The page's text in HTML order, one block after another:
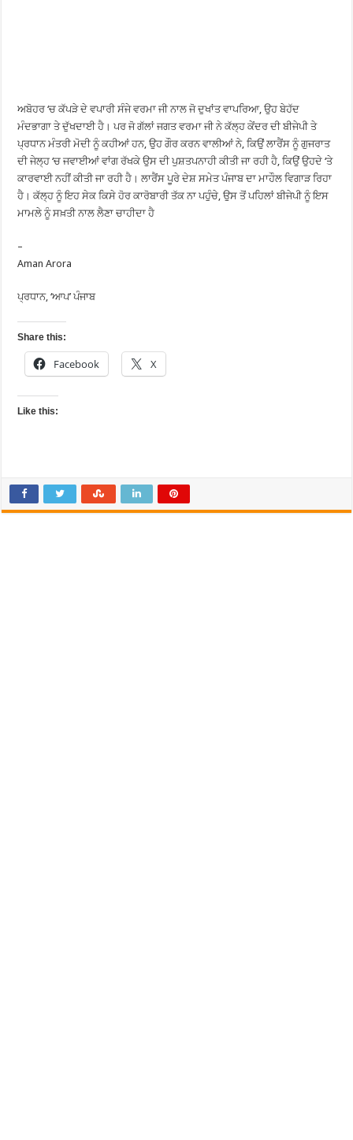
ਅਬੋਹਰ ‘ਚ ਕੱਪੜੇ ਦੇ ਵਪਾਰੀ ਸੰਜੇ ਵਰਮਾ ਜੀ ਨਾਲ ਜੋ ਦੁਖਾਂਤ ਵਾਪਰਿਆ, ਉਹ ਬੇਹੱਦ
ਮੰਦਭਾਗਾ ਤੇ ਦੁੱਖਦਾਈ ਹੈ। ਪਰ ਜੋ ਗੱਲਾਂ ਜਗਤ ਵਰਮਾ ਜੀ ਨੇ ਕੱਲ੍ਹ ਕੇਂਦਰ ਦੀ ਬੀਜੇਪੀ ਤੇ
ਪ੍ਰਧਾਨ ਮੰਤਰੀ ਮੋਦੀ ਨੂੰ ਕਹੀਆਂ ਹਨ, ਉਹ ਗੌਰ ਕਰਨ ਵਾਲੀਆਂ ਨੇ, ਕਿਉਂ ਲਾਰੈਂਸ ਨੂੰ ਗੁਜਰਾਤ
ਦੀ ਜੇਲ੍ਹ ‘ਚ ਜਵਾਈਆਂ ਵਾਂਗ ਰੱਖਕੇ ਉਸ ਦੀ ਪੁਸ਼ਤਪਨਾਹੀ ਕੀਤੀ ਜਾ ਰਹੀ ਹੈ, ਕਿਉਂ ਉਹਦੇ ‘ਤੇ
ਕਾਰਵਾਈ ਨਹੀਂ ਕੀਤੀ ਜਾ ਰਹੀ ਹੈ। ਲਾਰੈਂਸ ਪੂਰੇ ਦੇਸ਼ ਸਮੇਤ ਪੰਜਾਬ ਦਾ ਮਾਹੌਲ ਵਿਗਾੜ ਰਿਹਾ
ਹੈ। ਕੱਲ੍ਹ ਨੂੰ ਇਹ ਸੇਕ ਕਿਸੇ ਹੋਰ ਕਾਰੋਬਾਰੀ ਤੱਕ ਨਾ ਪਹੁੰਚੇ, ਉਸ ਤੋਂ ਪਹਿਲਾਂ ਬੀਜੇਪੀ ਨੂੰ ਇਸ
ਮਾਮਲੇ ਨੂੰ ਸਖ਼ਤੀ ਨਾਲ ਲੈਣਾ ਚਾਹੀਦਾ ਹੈ
–
Aman Arora
ਪ੍ਰਧਾਨ, ‘ਆਪ’ ਪੰਜਾਬ
Share this:
Facebook X
Like this: